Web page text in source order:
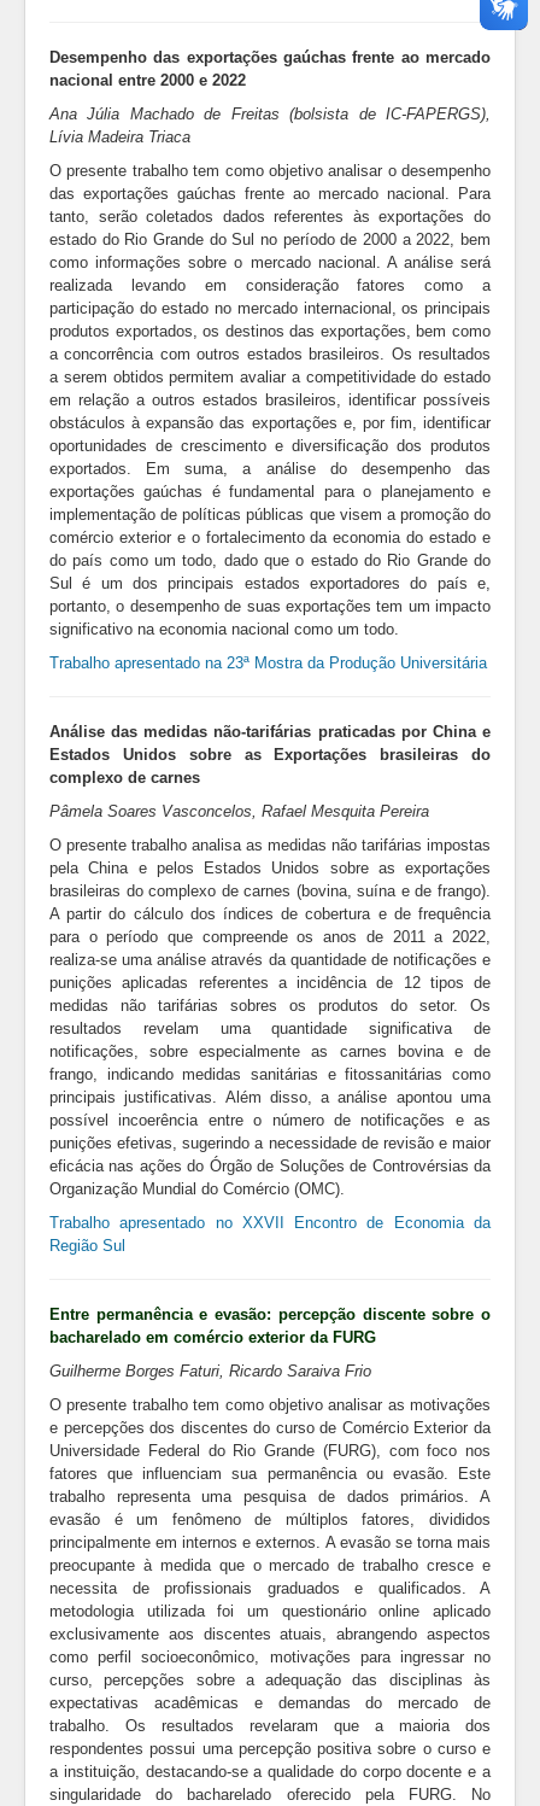
Desempenho das exportações gaúchas frente ao mercado
nacional entre 2000 e 2022
Ana Júlia Machado de Freitas (bolsista de IC-FAPERGS),
Lívia Madeira Triaca
O presente trabalho tem como objetivo analisar o desempenho
das exportações gaúchas frente ao mercado nacional. Para
tanto, serão coletados dados referentes às exportações do
estado do Rio Grande do Sul no período de 2000 a 2022, bem
como informações sobre o mercado nacional. A análise será
realizada levando em consideração fatores como a
participação do estado no mercado internacional, os principais
produtos exportados, os destinos das exportações, bem como
a concorrência com outros estados brasileiros. Os resultados
a serem obtidos permitem avaliar a competitividade do estado
em relação a outros estados brasileiros, identificar possíveis
obstáculos à expansão das exportações e, por fim, identificar
oportunidades de crescimento e diversificação dos produtos
exportados. Em suma, a análise do desempenho das
exportações gaúchas é fundamental para o planejamento e
implementação de políticas públicas que visem a promoção do
comércio exterior e o fortalecimento da economia do estado e
do país como um todo, dado que o estado do Rio Grande do
Sul é um dos principais estados exportadores do país e,
portanto, o desempenho de suas exportações tem um impacto
significativo na economia nacional como um todo.
Trabalho apresentado na 23ª Mostra da Produção Universitária
Análise das medidas não-tarifárias praticadas por China e
Estados Unidos sobre as Exportações brasileiras do
complexo de carnes
Pâmela Soares Vasconcelos, Rafael Mesquita Pereira
O presente trabalho analisa as medidas não tarifárias impostas
pela China e pelos Estados Unidos sobre as exportações
brasileiras do complexo de carnes (bovina, suína e de frango).
A partir do cálculo dos índices de cobertura e de frequência
para o período que compreende os anos de 2011 a 2022,
realiza-se uma análise através da quantidade de notificações e
punições aplicadas referentes a incidência de 12 tipos de
medidas não tarifárias sobres os produtos do setor. Os
resultados revelam uma quantidade significativa de
notificações, sobre especialmente as carnes bovina e de
frango, indicando medidas sanitárias e fitossanitárias como
principais justificativas. Além disso, a análise apontou uma
possível incoerência entre o número de notificações e as
punições efetivas, sugerindo a necessidade de revisão e maior
eficácia nas ações do Órgão de Soluções de Controvérsias da
Organização Mundial do Comércio (OMC).
Trabalho apresentado no XXVII Encontro de Economia da
Região Sul
Entre permanência e evasão: percepção discente sobre o
bacharelado em comércio exterior da FURG
Guilherme Borges Faturi, Ricardo Saraiva Frio
O presente trabalho tem como objetivo analisar as motivações
e percepções dos discentes do curso de Comércio Exterior da
Universidade Federal do Rio Grande (FURG), com foco nos
fatores que influenciam sua permanência ou evasão. Este
trabalho representa uma pesquisa de dados primários. A
evasão é um fenômeno de múltiplos fatores, divididos
principalmente em internos e externos. A evasão se torna mais
preocupante à medida que o mercado de trabalho cresce e
necessita de profissionais graduados e qualificados. A
metodologia utilizada foi um questionário online aplicado
exclusivamente aos discentes atuais, abrangendo aspectos
como perfil socioeconômico, motivações para ingressar no
curso, percepções sobre a adequação das disciplinas às
expectativas acadêmicas e demandas do mercado de
trabalho. Os resultados revelaram que a maioria dos
respondentes possui uma percepção positiva sobre o curso e
a instituição, destacando-se a qualidade do corpo docente e a
singularidade do bacharelado oferecido pela FURG. No